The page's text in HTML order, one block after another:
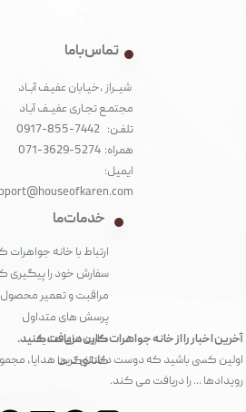
آخرین اخبار را از خانه جواهرات کارن دریافت کنید.
اولین کسی باشید که دوست داشتنی ترین هدایا،
رویدادها ... را دریافت می کند.
تماس با ما
شیــراز ،خیـابان عفیـف آبــاد
مجتمـع تجـاری عفیــف آبـاد‌
تلفـن: 7442-855-0917
همراه: 5274-3629-071
ایمیل:
خدمات ما
ارتباط با خانه جواهرات
سفارش خود را پیگیری
مراقبت و تعمیر محصول
پرسش های متداول
کارت های هدیه
کاتالوگ ها